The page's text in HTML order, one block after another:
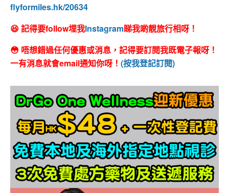
flyformiles.hk/20634
😆 記得要follow埋我Instagram睇我啲靚旅行相呀！
😳 唔想錯過任何優惠或消息，記得要訂閱我既電子報呀！
一有消息就會email通知你呀！ (按我登記訂閱)